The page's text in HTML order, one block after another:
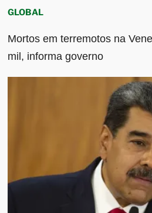
GLOBAL
Mortos em terremotos na
mil, informa governo